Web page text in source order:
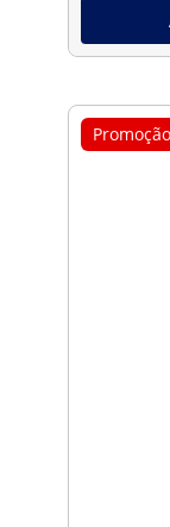
Promoção